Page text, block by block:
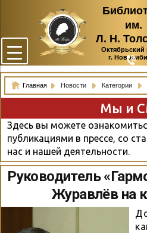
им.
Л. Н.
Октябрьский
г.
Главная Новости Категории
Мы и
Здесь вы можете
публикациями в прессе, со
нас и нашей деятельности.
Руководитель
Журавлёв на